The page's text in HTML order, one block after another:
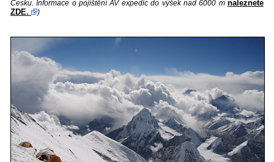
Česku. Informace o pojištění AV expedic do výšek nad 6000 m naleznete
ZDE.
)